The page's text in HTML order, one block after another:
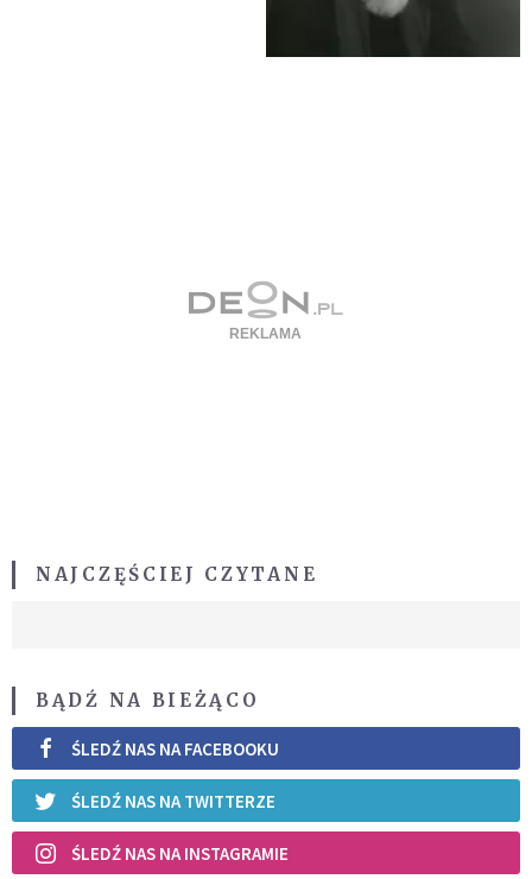
NAJCZĘŚCIEJ CZYTANE
BĄDŹ NA BIEŻĄCO
ŚLEDŹ NAS NA FACEBOOKU
ŚLEDŹ NAS NA TWITTERZE
ŚLEDŹ NAS NA INSTAGRAMIE